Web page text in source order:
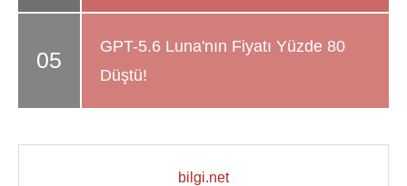
GPT-5.6 Luna'nın Fiyatı Yüzde 80
Düştü!
bilgi.net